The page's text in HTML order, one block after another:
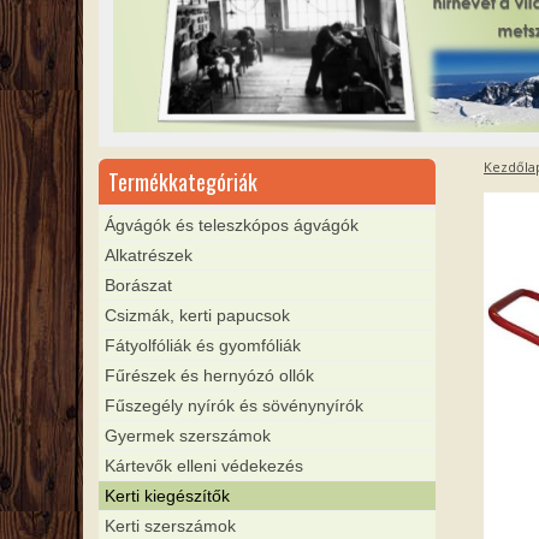
Termékkategóriák
Ágvágók és teleszkópos ágvágók
Alkatrészek
Borászat
Csizmák, kerti papucsok
Fátyolfóliák és gyomfóliák
Fűrészek és hernyózó ollók
Fűszegély nyírók és sövénynyírók
Gyermek szerszámok
Kártevők elleni védekezés
Kerti kiegészítők
Kerti szerszámok